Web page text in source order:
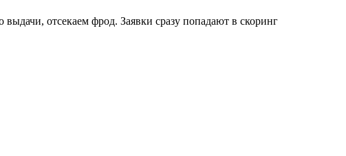
отсекаем фрод. Заявки сразу попадают в скоринг